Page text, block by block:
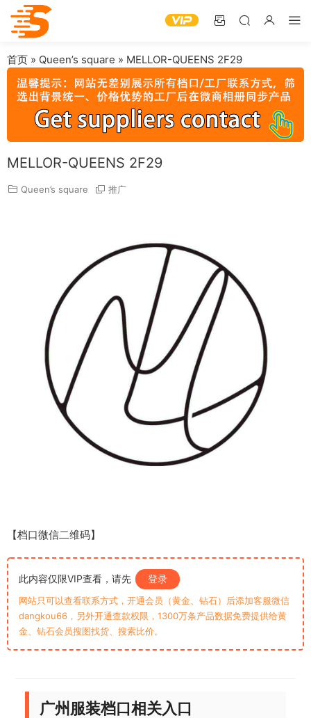
首页 » Queen’s square » MELLOR-QUEENS 2F29
MELLOR-QUEENS 2F29
Queen’s square 推广
【档口微信二维码】
此内容仅限VIP查看，请先 登录
网站只可以查看联系方式，开通会员（黄金、钻石）后添加客服微信
dangkou66，另外开通查款权限，1300万条产品数据免费提供给黄
金、钻石会员搜图找货、搜索比价。
广州服装档口相关入口